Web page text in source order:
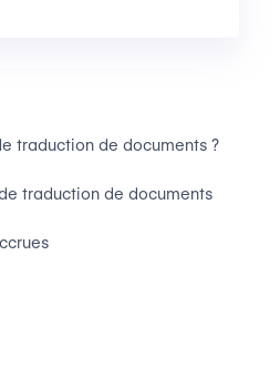
traduction de documents ?
traduction de documents